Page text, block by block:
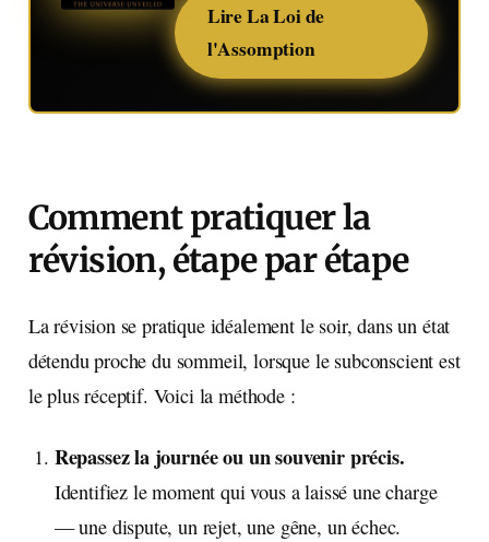
Lire La Loi de
l'Assomption
Comment pratiquer la
révision, étape par étape
La révision se pratique idéalement le soir, dans un état
détendu proche du sommeil, lorsque le subconscient est
le plus réceptif. Voici la méthode :
Repassez la journée ou un souvenir précis.
Identifiez le moment qui vous a laissé une charge
— une dispute, un rejet, une gêne, un échec.